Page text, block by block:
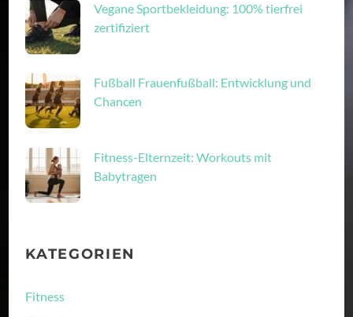
Vegane Sportbekleidung: 100% tierfrei
zertifiziert
Fußball Frauenfußball: Entwicklung und
Chancen
Fitness-Elternzeit: Workouts mit
Babytragen
KATEGORIEN
Fitness